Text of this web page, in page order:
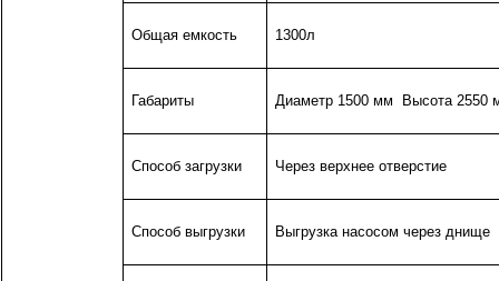
Общая емкость 1300л
Габариты Диаметр 1500 мм Высота 2550
Способ загрузки Через верхнее отверстие
Способ выгрузки Выгрузка насосом через днище